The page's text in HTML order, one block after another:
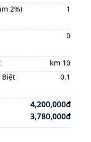
2%) 1
0
km 10
Biệt
0.1
4,200,000đ
3,780,000đ